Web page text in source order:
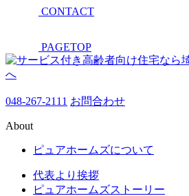
CONTACT
PAGETOP
048-267-2111 お問合わせ
About
ピュアホームズについて
代表より挨拶
ピュアホームズストーリー